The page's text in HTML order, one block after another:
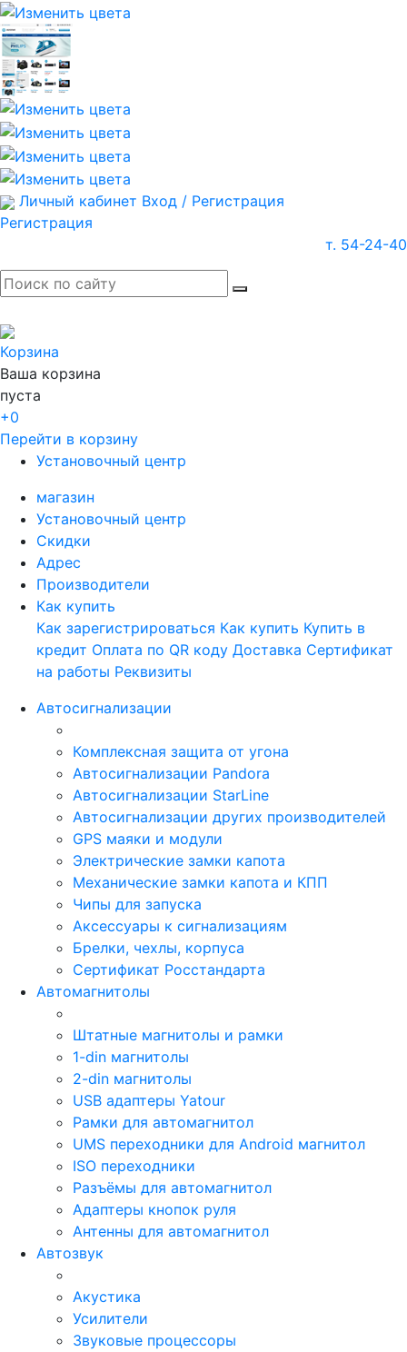
Личный кабинет Вход / Регистрация
Регистрация
т. 54-24-40
Корзина
Ваша корзина
пуста
+0
Перейти в корзину
Установочный центр
магазин
Установочный центр
Скидки
Адрес
Производители
Как купить
Как зарегистрироваться Как купить Купить в
кредит Оплата по QR коду Доставка Сертификат
на работы Реквизиты
Автосигнализации
Комплексная защита от угона
Автосигнализации Pandora
Автосигнализации StarLine
Автосигнализации других производителей
GPS маяки и модули
Электрические замки капота
Механические замки капота и КПП
Чипы для запуска
Аксессуары к сигнализациям
Брелки, чехлы, корпуса
Сертификат Росстандарта
Автомагнитолы
Штатные магнитолы и рамки
1-din магнитолы
2-din магнитолы
USB адаптеры Yatour
Рамки для автомагнитол
UMS переходники для Android магнитол
ISO переходники
Разъёмы для автомагнитол
Адаптеры кнопок руля
Антенны для автомагнитол
Автозвук
Акустика
Усилители
Звуковые процессоры